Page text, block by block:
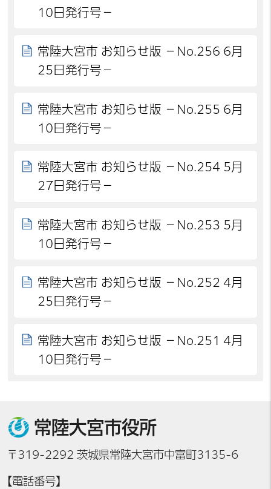
10日発行号－
常陸大宮市 お知らせ版 －No.256 6月
25日発行号－
常陸大宮市 お知らせ版 －No.255 6月
10日発行号－
常陸大宮市 お知らせ版 －No.254 5月
27日発行号－
常陸大宮市 お知らせ版 －No.253 5月
10日発行号－
常陸大宮市 お知らせ版 －No.252 4月
25日発行号－
常陸大宮市 お知らせ版 －No.251 4月
10日発行号－
常陸大宮市役所
〒319-2292 茨城県常陸大宮市中富町3135-6
【電話番号】